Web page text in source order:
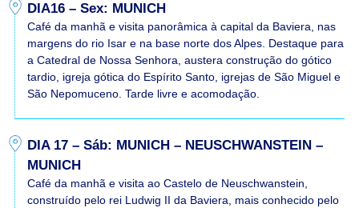
DIA16 – Sex: MUNICH
Café da manhã e visita panorâmica à capital da Baviera, nas
margens do rio Isar e na base norte dos Alpes. Destaque para
a Catedral de Nossa Senhora, austera construção do gótico
tardio, igreja gótica do Espírito Santo, igrejas de São Miguel e
São Nepomuceno. Tarde livre e acomodação.
DIA 17 – Sáb: MUNICH – NEUSCHWANSTEIN –
MUNICH
Café da manhã e visita ao Castelo de Neuschwanstein,
construído pelo rei Ludwig II da Baviera, mais conhecido pelo